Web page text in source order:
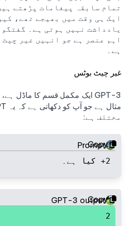
تمام سابقہ پیغامات پڑھتے
ایک ہی وقت میں بھیجے تھے،
یادداشت نہیں ہوتی ہے۔
اہم عنصر ہے جو انہیں غیر
ہے۔
غیر چیٹ بوٹس
GPT-3 ایک مکمل قسم کا ماڈل ہے،
مختلف ہے:
Copy
Prompt
2+ کیا ہے۔
Copy
GPT-3 output
2